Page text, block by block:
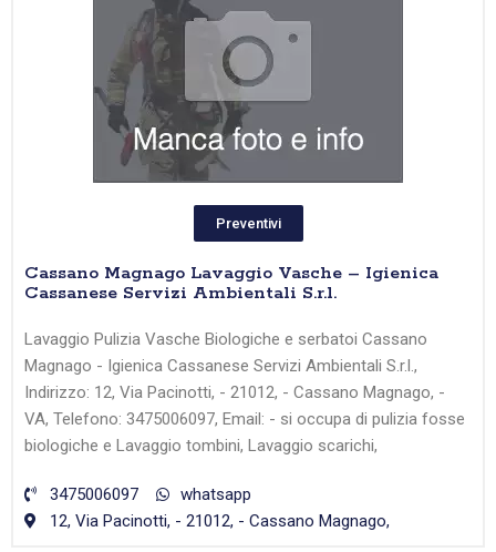
Preventivi
Cassano Magnago Lavaggio Vasche – Igienica
Cassanese Servizi Ambientali S.r.l.
Lavaggio Pulizia Vasche Biologiche e serbatoi Cassano
Magnago - Igienica Cassanese Servizi Ambientali S.r.l.,
Indirizzo: 12, Via Pacinotti, - 21012, - Cassano Magnago, -
VA, Telefono: 3475006097, Email: - si occupa di pulizia fosse
biologiche e Lavaggio tombini, Lavaggio scarichi,
3475006097
whatsapp
12, Via Pacinotti, - 21012, - Cassano Magnago,